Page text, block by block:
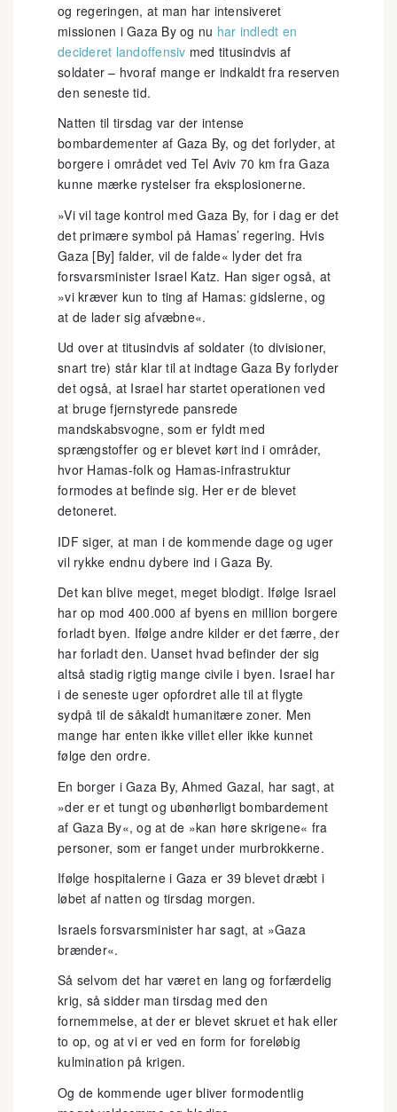
og regeringen, at man har intensiveret
missionen i Gaza By og nu har indledt en
decideret landoffensiv med titusindvis af
soldater – hvoraf mange er indkaldt fra reserven
den seneste tid.
Natten til tirsdag var der intense
bombardementer af Gaza By, og det forlyder, at
borgere i området ved Tel Aviv 70 km fra Gaza
kunne mærke rystelser fra eksplosionerne.
»Vi vil tage kontrol med Gaza By, for i dag er det
det primære symbol på Hamas’ regering. Hvis
Gaza [By] falder, vil de falde« lyder det fra
forsvarsminister Israel Katz. Han siger også, at
»vi kræver kun to ting af Hamas: gidslerne, og
at de lader sig afvæbne«.
Ud over at titusindvis af soldater (to divisioner,
snart tre) står klar til at indtage Gaza By forlyder
det også, at Israel har startet operationen ved
at bruge fjernstyrede pansrede
mandskabsvogne, som er fyldt med
sprængstoffer og er blevet kørt ind i områder,
hvor Hamas-folk og Hamas-infrastruktur
formodes at befinde sig. Her er de blevet
detoneret.
IDF siger, at man i de kommende dage og uger
vil rykke endnu dybere ind i Gaza By.
Det kan blive meget, meget blodigt. Ifølge Israel
har op mod 400.000 af byens en million borgere
forladt byen. Ifølge andre kilder er det færre, der
har forladt den. Uanset hvad befinder der sig
altså stadig rigtig mange civile i byen. Israel har
i de seneste uger opfordret alle til at flygte
sydpå til de såkaldt humanitære zoner. Men
mange har enten ikke villet eller ikke kunnet
følge den ordre.
En borger i Gaza By, Ahmed Gazal, har sagt, at
»der er et tungt og ubønhørligt bombardement
af Gaza By«, og at de »kan høre skrigene« fra
personer, som er fanget under murbrokkerne.
Ifølge hospitalerne i Gaza er 39 blevet dræbt i
løbet af natten og tirsdag morgen.
Israels forsvarsminister har sagt, at »Gaza
brænder«.
Så selvom det har været en lang og forfærdelig
krig, så sidder man tirsdag med den
fornemmelse, at der er blevet skruet et hak eller
to op, og at vi er ved en form for foreløbig
kulmination på krigen.
Og de kommende uger bliver formodentlig